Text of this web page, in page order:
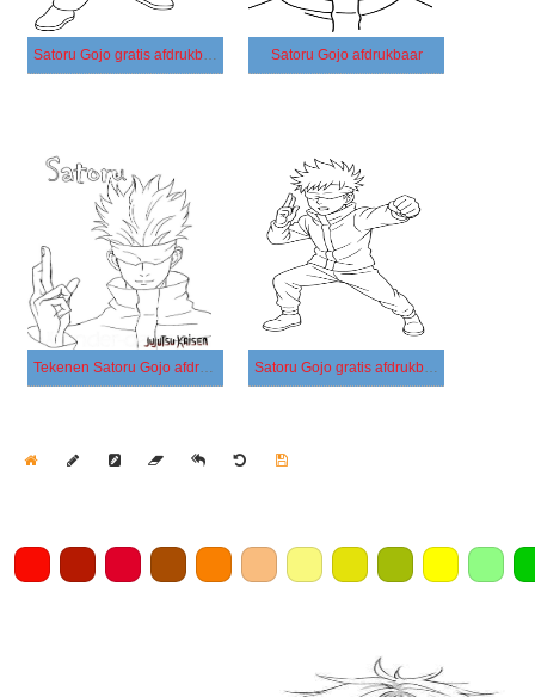
Satoru Gojo gratis afdrukbaar basis Satoru Gojo afdrukbaar
Tekenen Satoru Gojo afdrukbaar eenvoudig Satoru Gojo gratis afdrukbaar eenvoudig